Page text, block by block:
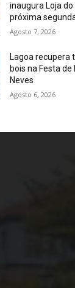
inaugura Loja
próxima
Agosto 7, 2026
Lagoa recupera
bois na Festa
Neves
Agosto 6, 2026